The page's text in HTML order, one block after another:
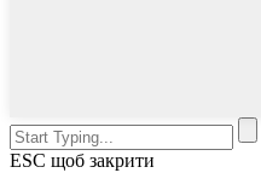
ESC щоб закрити